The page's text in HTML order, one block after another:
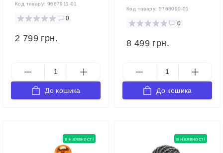
Код товару: 9667911-01
0
2 799 грн.
До кошика
Код товару: 5768090-01
0
8 499 грн.
До кошика
в наявності в наявності